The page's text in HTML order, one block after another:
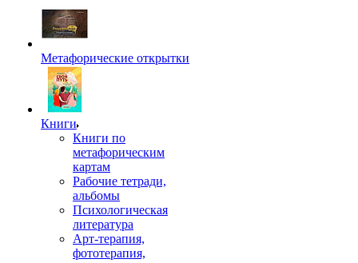
Метафорические открытки
Книги
Книги по
метафорическим
картам
Рабочие тетради,
альбомы
Психологическая
литература
Арт-терапия,
фототерапия,